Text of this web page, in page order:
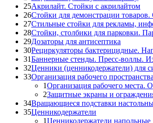
25Акрилайт. Стойки с акрилайтом
26Стойки для демонстрации товаров.
27Стильные стойки для рекламы,
28Стойки, столбики для парковки.
29Дозаторы для антисептика
30Рециркуляторы бактерицидные.
31Баннерные стенды. Пресс-воллы.
32Ценники (ценникодержатели) для
33Организация рабочего
1Организация рабочего места.
2Защитные экраны и
34Вращающиеся подставки
35Ценникодержатели
1Ценникодержатели напольные